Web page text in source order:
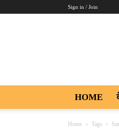
Sign in / Join
HOME
Home Tags